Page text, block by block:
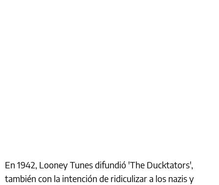
En 1942, Looney Tunes difundió 'The Ducktators',
también con la intención de ridiculizar a los nazis y